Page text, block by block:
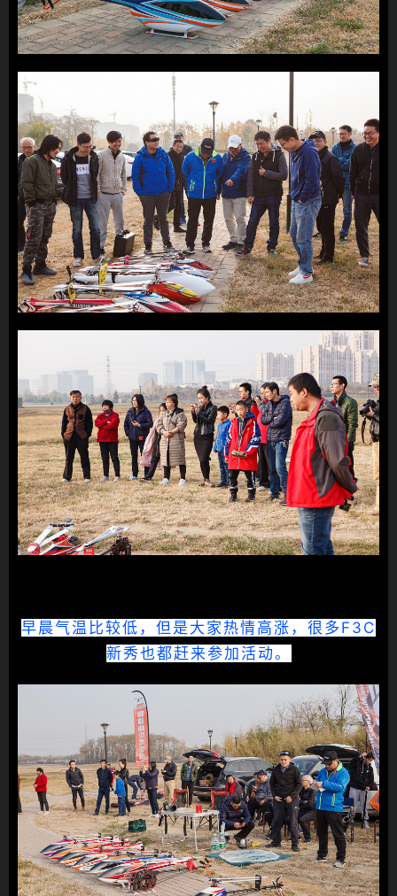
早晨气温比较低，但是大家热情高涨，很多F3C
新秀也都赶来参加活动。